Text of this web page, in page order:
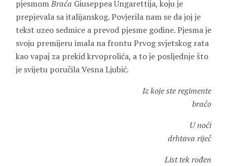
pjesmomBraća Giuseppea Ungarettija, koju je
prepjevala sa italijanskog. Povjerila nam se da joj je
tekst uzeo sedmice a prevod pjesme godine. Pjesma je
svoju premijeru imala na frontu Prvog svjetskog rata
kao vapaj za prekid krvoprolića, a to je posljednje što
je svijetu poručila Vesna Ljubić.
Iz koje ste regimente
braćo
U noći
drhtava riječ
List tek rođen